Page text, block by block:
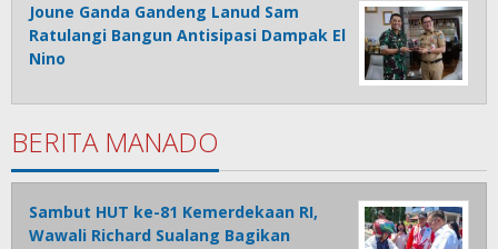
Joune Ganda Gandeng Lanud Sam
Ratulangi Bangun Antisipasi Dampak El
Nino
BERITA MANADO
Sambut HUT ke-81 Kemerdekaan RI,
Wawali Richard Sualang Bagikan